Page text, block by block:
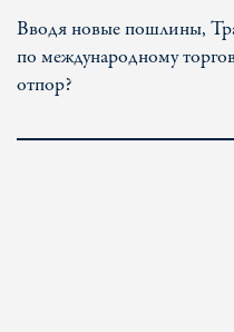
Вводя новые пошлины,
по международному
отпор?